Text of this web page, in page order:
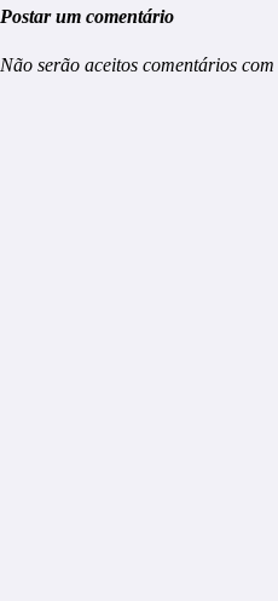
Postar um comentário
Não serão aceitos comentários